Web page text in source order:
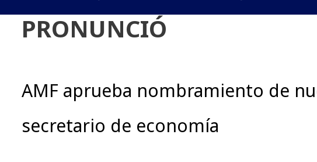
PRONUNCIÓ
AMF aprueba nombramiento de
secretario de economía